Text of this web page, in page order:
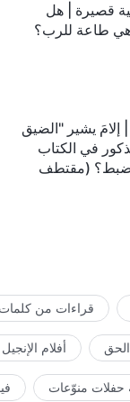
قصيرة | هل
هي طاعة للرب؟
يشير "الضيق
في الكتاب
(مقتطف
قراءات من كلمات
أفلام الإنجيل
حفلات منوّعات